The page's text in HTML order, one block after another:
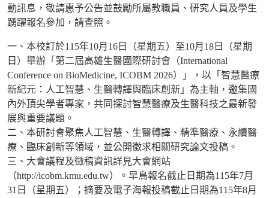
動訊息，敬請惠予公告並鼓勵所屬教職員、研究人員及學生
踴躍報名參加，請查照。
一、本校訂於115年10月16日（星期五）至10月18日（星期
日）舉辦「第二屆高雄生醫國際研討會（International
Conference on BioMedicine, ICOBM 2026）」，以「智慧醫療
新紀元：人工智慧、生醫轉譯與臨床創新」為主軸，邀集國
內外頂尖學者專家，共同探討智慧醫療及生醫科技之最新發
展與重要議題。
二、本研討會聚焦人工智慧、生醫轉譯、精準醫療、永續醫
療、臨床創新等領域，並公開徵求相關研究論文投稿。
三、大會議程及徵稿資訊詳見大會網站
（http://icobm.kmu.edu.tw）。早鳥報名截止日期為115年7月
31日（星期五）；摘要及電子海報投稿截止日期為115年8月